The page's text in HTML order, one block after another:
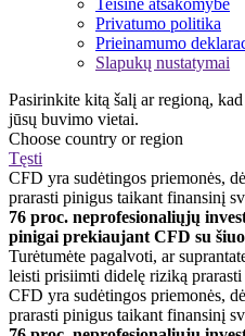
Privatumo politika
Prieinamumo
Slapukų nustatymai
Pasirinkite kitą šalį ar regioną,
jūsų buvimo vietai.
Choose country or region
Tęsti
CFD yra sudėtingos priemonės,
prarasti pinigus taikant finansinį
76 proc. neprofesionaliųjų
pinigai prekiaujant CFD su
Turėtumėte pagalvoti, ar
leisti prisiimti didelę riziką prarasti
CFD yra sudėtingos priemonės,
prarasti pinigus taikant finansinį